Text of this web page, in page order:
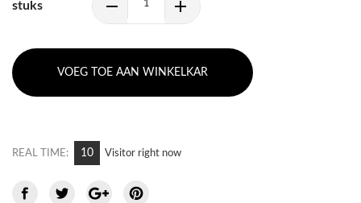
stuks
VOEG TOE AAN WINKELKAR
REAL TIME: 10 Visitor right now